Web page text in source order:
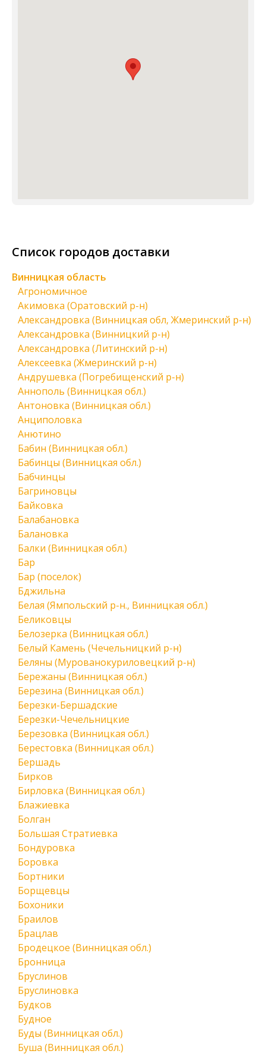
Список городов доставки
Винницкая область
Агрономичное
Акимовка (Оратовский р-н)
Александровка (Винницкая обл, Жмеринский р-н)
Александровка (Винницкий р-н)
Александровка (Литинский р-н)
Алексеевка (Жмеринский р-н)
Андрушевка (Погребищенский р-н)
Аннополь (Винницкая обл.)
Антоновка (Винницкая обл.)
Анциполовка
Анютино
Бабин (Винницкая обл.)
Бабинцы (Винницкая обл.)
Бабчинцы
Багриновцы
Байковка
Балабановка
Балановка
Балки (Винницкая обл.)
Бар
Бар (поселок)
Бджильна
Белая (Ямпольский р-н., Винницкая обл.)
Беликовцы
Белозерка (Винницкая обл.)
Белый Камень (Чечельницкий р-н)
Беляны (Мурованокуриловецкий р-н)
Бережаны (Винницкая обл.)
Березина (Винницкая обл.)
Березки-Бершадские
Березки-Чечельницкие
Березовка (Винницкая обл.)
Берестовка (Винницкая обл.)
Бершадь
Бирков
Бирловка (Винницкая обл.)
Блажиевка
Болган
Большая Стратиевка
Бондуровка
Боровка
Бортники
Борщевцы
Бохоники
Браилов
Брацлав
Бродецкое (Винницкая обл.)
Бронница
Бруслинов
Бруслиновка
Будков
Будное
Буды (Винницкая обл.)
Буша (Винницкая обл.)